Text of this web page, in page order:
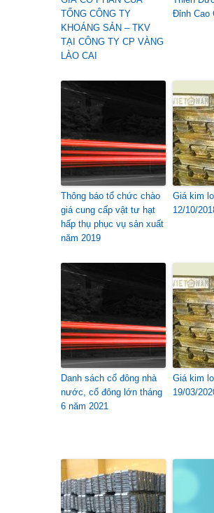
TỔNG CÔNG TY
KHOÁNG SẢN – TKV
TẠI CÔNG TY CP VÀNG
LÀO CAI
Đỉnh Cao
Thông báo tổ chức chào
giá cung cấp vật tư hạt
hấp thụ phục vụ sản xuất
năm 2019
Giá kim
12/10/
Danh sách cổ đông nhà
nước, cổ đông lớn tháng
6 năm 2021
Giá kim
19/03/